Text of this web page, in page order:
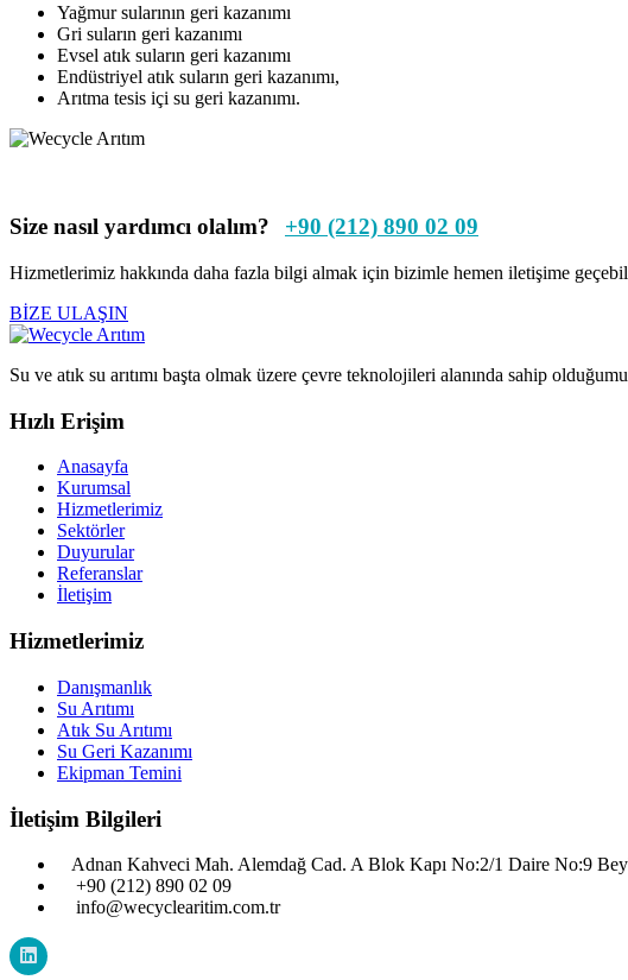
Yağmur sularının geri kazanımı
Gri suların geri kazanımı
Evsel atık suların geri kazanımı
Endüstriyel atık suların geri kazanımı,
Arıtma tesis içi su geri kazanımı.
Size nasıl yardımcı olalım? +90 (212) 890 02 09
Hizmetlerimiz hakkında daha fazla bilgi almak için bizimle hemen iletişime
BİZE ULAŞIN
Su ve atık su arıtımı başta olmak üzere çevre teknolojileri alanında sahip
Hızlı Erişim
Anasayfa
Kurumsal
Hizmetlerimiz
Sektörler
Duyurular
Referanslar
İletişim
Hizmetlerimiz
Danışmanlık
Su Arıtımı
Atık Su Arıtımı
Su Geri Kazanımı
Ekipman Temini
İletişim Bilgileri
Adnan Kahveci Mah. Alemdağ Cad. A Blok Kapı No:2/1 Daire No:9
+90 (212) 890 02 09
info@wecyclearitim.com.tr